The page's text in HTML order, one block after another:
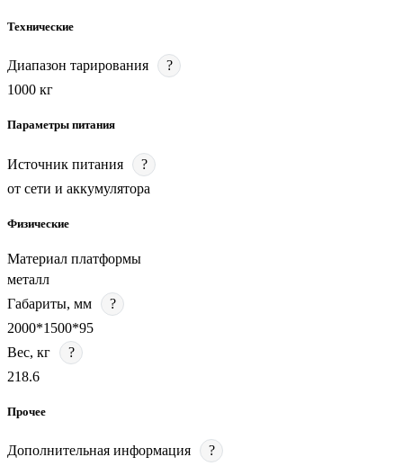
Технические
Диапазон тарирования
?
1000 кг
Параметры питания
Источник питания
?
от сети и аккумулятора
Физические
Материал платформы
металл
Габариты, мм
?
2000*1500*95
Вес, кг
?
218.6
Прочее
Дополнительная информация
?